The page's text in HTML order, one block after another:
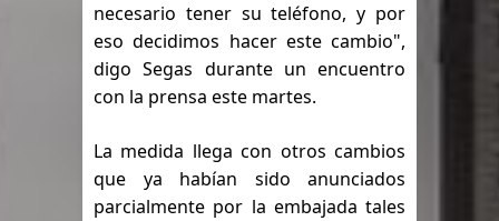
frontera en masa para entrar a
España
sobre horarios de venta de alcohol
vigente desde 2006 y exige ley del
necesario tener su teléfono, y por
eso decidimos hacer este cambio",
digo Segas durante un encuentro
con la prensa este martes.
La medida llega con otros cambios
que ya habían sido anunciados
parcialmente por la embajada tales